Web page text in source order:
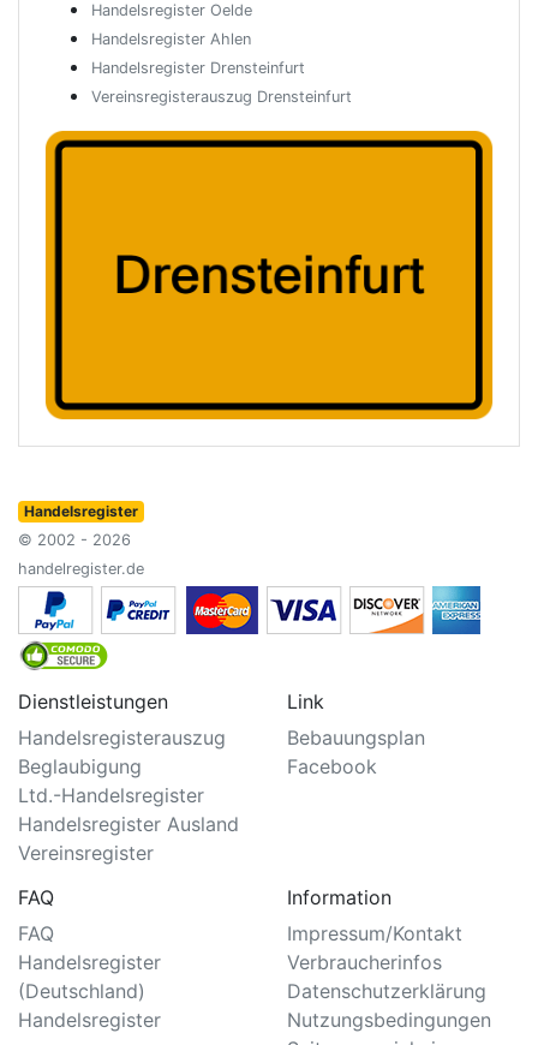
Handelsregister Oelde
Handelsregister Ahlen
Handelsregister Drensteinfurt
Vereinsregisterauszug Drensteinfurt
Handelsregister
© 2002 - 2026
handelregister.de
Dienstleistungen
Handelsregisterauszug
Beglaubigung
Ltd.-Handelsregister
Handelsregister Ausland
Vereinsregister
Link
Bebauungsplan
Facebook
FAQ
FAQ
Handelsregister
(Deutschland)
Handelsregister
Information
Impressum/Kontakt
Verbraucherinfos
Datenschutzerklärung
Nutzungsbedingungen